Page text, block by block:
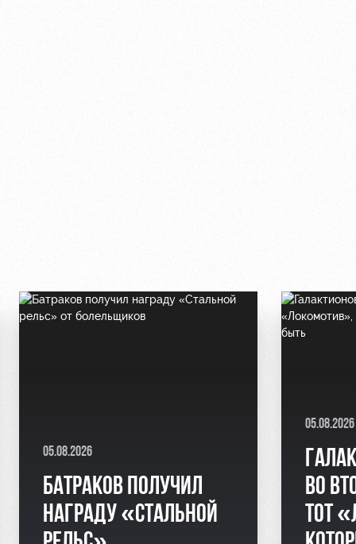
05.08.2026
БАТРАКОВ ПОЛУЧИЛ
НАГРАДУ «СТАЛЬНОЙ
05.08.2026
ВО
ТОТ